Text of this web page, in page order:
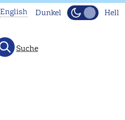
This
page
English Dunkel Hell
Suche